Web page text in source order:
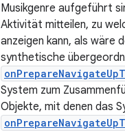
Musikgenre aufgeführt
Aktivität mitteilen, zu
anzeigen kann, als wäre
synthetische
System zum
Objekte, mit denen das